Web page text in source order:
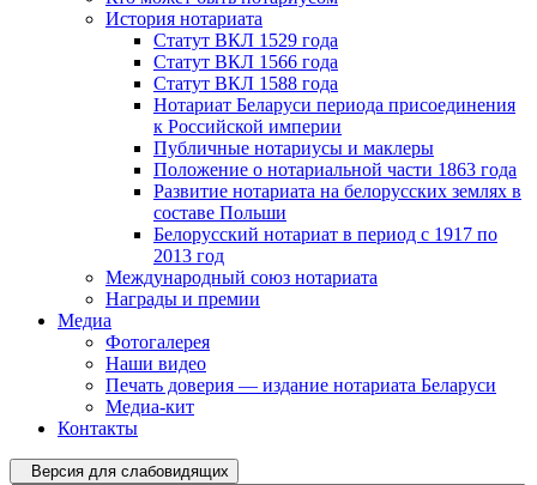
История нотариата
Статут ВКЛ 1529 года
Статут ВКЛ 1566 года
Статут ВКЛ 1588 года
Нотариат Беларуси периода присоединения
к Российской империи
Публичные нотариусы и маклеры
Положение о нотариальной части 1863 года
Развитие нотариата на белорусских землях в
составе Польши
Белорусский нотариат в период с 1917 по
2013 год
Международный союз нотариата
Награды и премии
Медиа
Фотогалерея
Наши видео
Печать доверия — издание нотариата Беларуси
Медиа-кит
Контакты
Версия для слабовидящих